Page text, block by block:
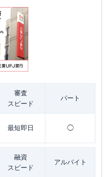
審査
スピード
パート
最短即日 ◯
融資
スピード
アルバイト